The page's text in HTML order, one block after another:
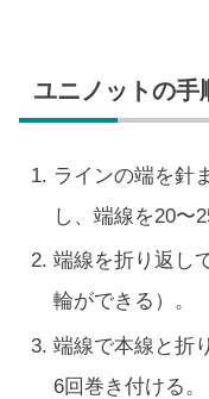
ユニノットの手
ラインの端を針
し、端線を20〜
端線を折り返し
輪ができる）。
端線で本線と折
6回巻き付ける。